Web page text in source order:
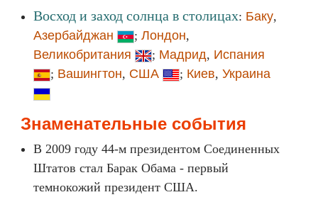
Восход и заход солнца в столицах: Баку,
Азербайджан
; Лондон,
Великобритания
; Мадрид, Испания
; Вашингтон, США ; Киев, Украина
Знаменательные события
В 2009 году 44-м президентом Соединенных
Штатов стал Барак Обама - первый
темнокожий президент США.